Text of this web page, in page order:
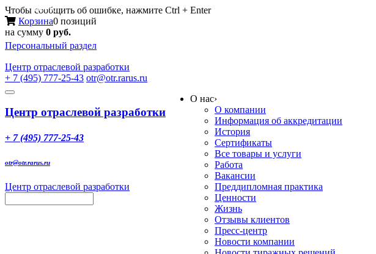
Чтобы сообщить об ошибке, нажмите Ctrl + Enter
Корзина0 позиций
на сумму 0 руб.
Персональный раздел
Центр отраслевой разработки
+ 7 (495) 777-25-43 otr@otr.rarus.ru
Toggle
Меню
Центр отраслевой разработки
+ 7 (495) 777-25-43
otr@otr.rarus.ru
Центр отраслевой разработки
О нас›
О компании
Информация об аккредитации
История
Сертификаты
Все товары и услуги
Работа
Вакансии
Преддипломная практика
Ценности
Жизнь
Отзывы клиентов
Пресс-центр
Новости компании